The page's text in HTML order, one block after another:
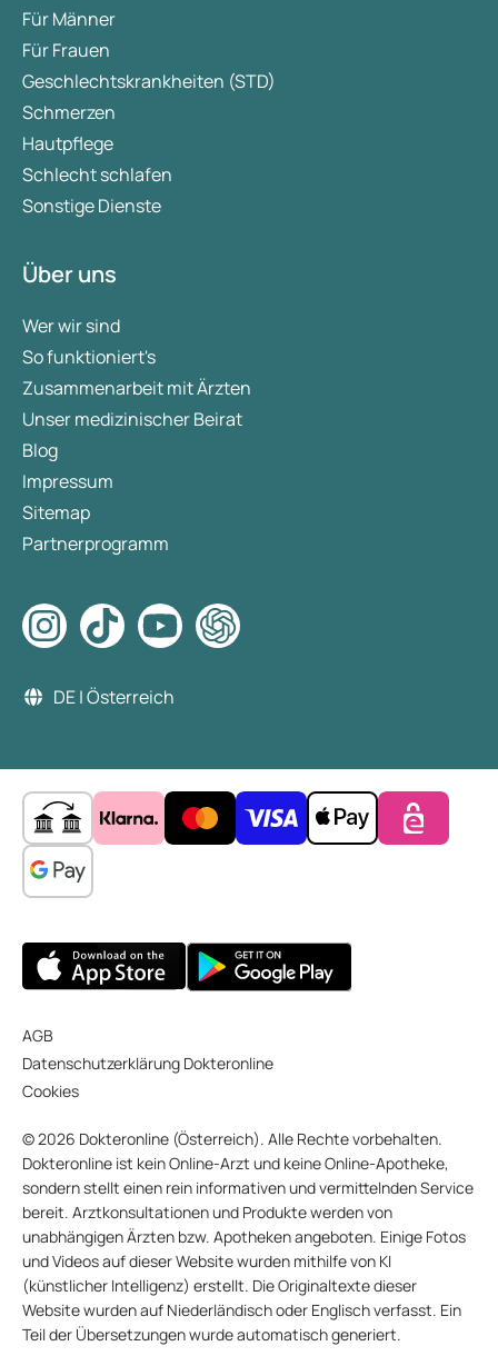
Für Männer
Für Frauen
Geschlechtskrankheiten (STD)
Schmerzen
Hautpflege
Schlecht schlafen
Sonstige Dienste
Über uns
Wer wir sind
So funktioniert's
Zusammenarbeit mit Ärzten
Unser medizinischer Beirat
Blog
Impressum
Sitemap
Partnerprogramm
DE | Österreich
AGB
Datenschutzerklärung Dokteronline
Cookies
© 2026 Dokteronline (Österreich). Alle Rechte vorbehalten.
Dokteronline ist kein Online-Arzt und keine Online-Apotheke,
sondern stellt einen rein informativen und vermittelnden Service
bereit. Arztkonsultationen und Produkte werden von
unabhängigen Ärzten bzw. Apotheken angeboten. Einige Fotos
und Videos auf dieser Website wurden mithilfe von KI
(künstlicher Intelligenz) erstellt. Die Originaltexte dieser
Website wurden auf Niederländisch oder Englisch verfasst. Ein
Teil der Übersetzungen wurde automatisch generiert.